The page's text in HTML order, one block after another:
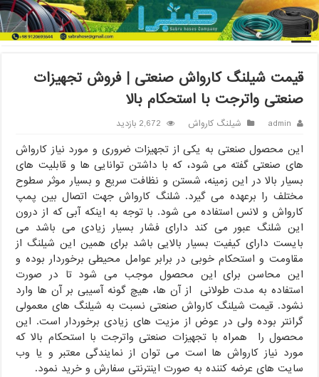
خانه / شیلنگ کارواش / قیمت شیلنگ کارواش صنعتی | فروش تجهیزات
صنعتی واترجت با استحکام بالا
قیمت شیلنگ کارواش صنعتی | فروش تجهیزات
صنعتی واترجت با استحکام بالا
admin شیلنگ کارواش 2,672 بازدید
این محصول صنعتی به یکی از تجهیزات ضروری و مورد نیاز کارواش
های صنعتی گفته می شود، که با داشتن توانایی ها و قابلیت های
بسیار بالا در این زمینه، شستن و نظافت سریع و بسیار موثر سطوح
مختلف را برعهده می گیرد. شلنگ کارواش جهت اتصال بین پمپ
کارواش و لانس استفاده می شود. با توجه به اینکه آبی که از درون
این شلنگ عبور می کند دارای فشار بسیار زیادی می باشد می
بایست دارای کیفیت بسیار بالایی باشد برای همین این شیلنگ از
مقاومت و استحکام خوبی در برابر عوامل محیطی برخوردار بوده و
این محاسن برای این محصول موجب می شود تا در صورت
استفاده به مدت طولانی از آن ها، هیچ گونه آسیبی بر آن ها وارد
نشود. قیمت شیلنگ کارواش صنعتی نسبت به شیلنگ های معمولی
گرانتر بوده ولی در عوض از مزیت های زیادی برخوردار است. این
محصول را همراه با تجهیزات صنعتی واترجت با استحکام بالا که
مورد نیاز کارواش ها است می توان از نمایندگی معتبر و یا وب
سایت های عرضه کننده به صورت اینترنتی سفارش و خرید نمود.